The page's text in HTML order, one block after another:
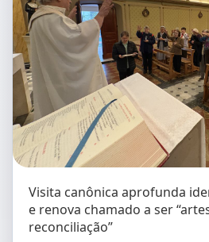
Visita canônica aprofunda
e renova chamado a ser
reconciliação”